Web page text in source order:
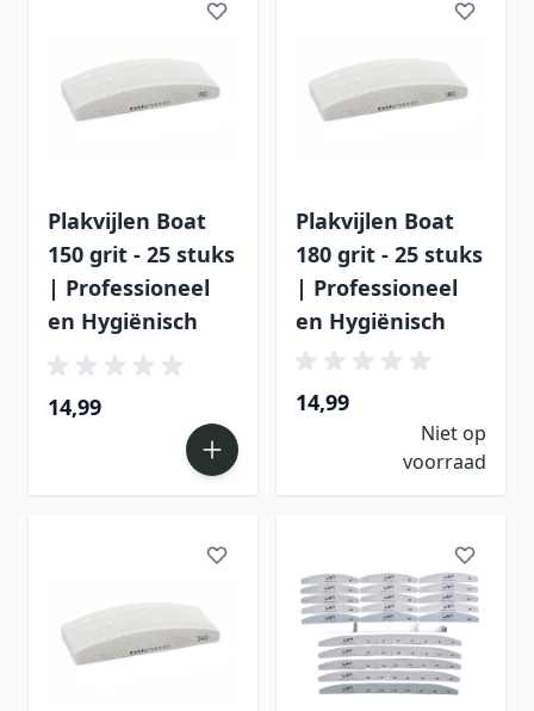
Plakvijlen Boat
150 grit - 25 stuks
| Professioneel
en Hygiënisch
14,99
Plakvijlen Boat
180 grit - 25 stuks
| Professioneel
en Hygiënisch
14,99
Niet op
voorraad